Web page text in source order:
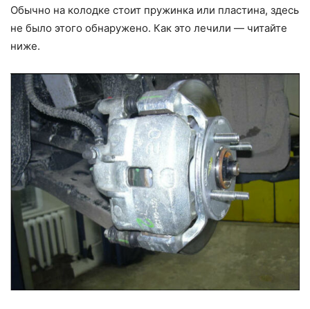
Обычно на колодке стоит пружинка или пластина, здесь
не было этого обнаружено. Как это лечили — читайте
ниже.